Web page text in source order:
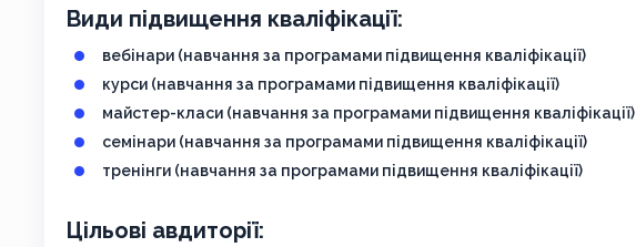
Види підвищення кваліфікації:
вебінари (навчання за програмами підвищення кваліфікації)
курси (навчання за програмами підвищення кваліфікації)
майстер-класи (навчання за програмами підвищення кваліфікації)
семінари (навчання за програмами підвищення кваліфікації)
тренінги (навчання за програмами підвищення кваліфікації)
Цільові авдиторії: